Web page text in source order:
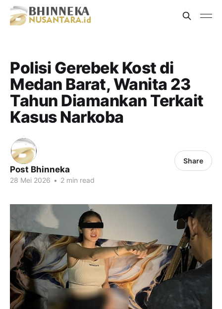
Polisi Gerebek Kost di
Medan Barat, Wanita 23
Tahun Diamankan Terkait
Kasus Narkoba
Post Bhinneka
28 Mei 2026 • 2 min read
Share